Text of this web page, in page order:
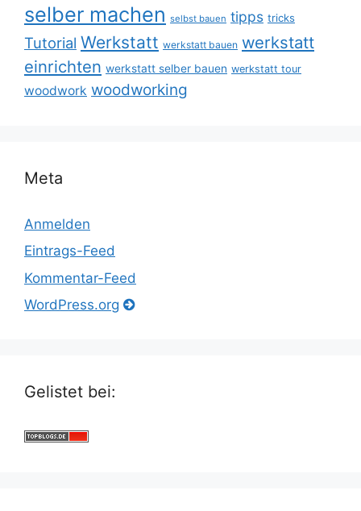
selber machen selbst bauen tipps tricks
Tutorial Werkstatt werkstatt bauen werkstatt
einrichten werkstatt selber bauen werkstatt tour
woodwork woodworking
Meta
Anmelden
Eintrags-Feed
Kommentar-Feed
WordPress.org
Gelistet bei: